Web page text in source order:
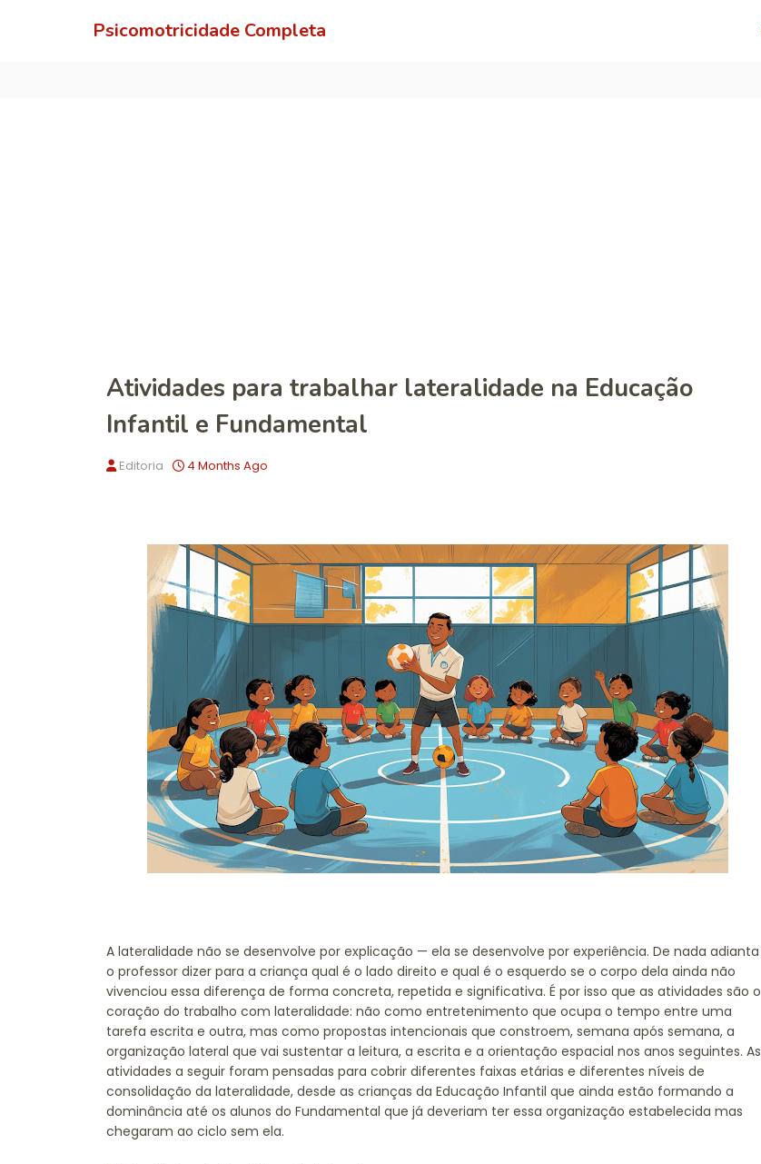
Psicomotricidade Completa
Atividades para trabalhar lateralidade na Educação
Infantil e Fundamental
Editoria 4 Months Ago
A lateralidade não se desenvolve por explicação — ela se desenvolve por experiência. De nada adianta
o professor dizer para a criança qual é o lado direito e qual é o esquerdo se o corpo dela ainda não
vivenciou essa diferença de forma concreta, repetida e significativa. É por isso que as atividades são o
coração do trabalho com lateralidade: não como entretenimento que ocupa o tempo entre uma
tarefa escrita e outra, mas como propostas intencionais que constroem, semana após semana, a
organização lateral que vai sustentar a leitura, a escrita e a orientação espacial nos anos seguintes. As
atividades a seguir foram pensadas para cobrir diferentes faixas etárias e diferentes níveis de
consolidação da lateralidade, desde as crianças da Educação Infantil que ainda estão formando a
dominância até os alunos do Fundamental que já deveriam ter essa organização estabelecida mas
chegaram ao ciclo sem ela.